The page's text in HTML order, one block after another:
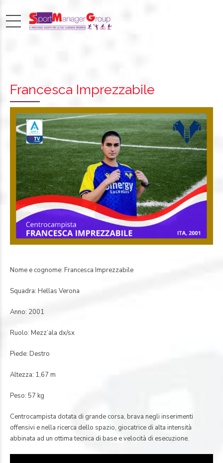
Francesca Imprezzabile
Nome e cognome: Francesca Imprezzabile
Squadra: Hellas Verona
Anno: 2001
Ruolo: Mezz’ala dx/sx
Piede: Destro
Altezza: 1,67 m
Peso: 57 kg
Centrocampista dotata di grande corsa, brava negli inserimenti
offensivi e nella ricerca dello spazio, giocatrice di alta intensità
abbinata ad un ottima tecnica di base e velocità di esecuzione.